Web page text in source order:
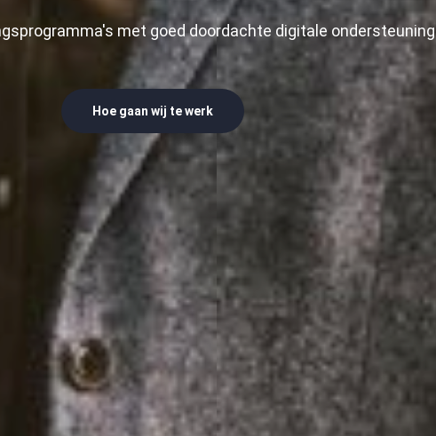
met goed doordachte digitale ondersteuning
Hoe gaan wij te werk